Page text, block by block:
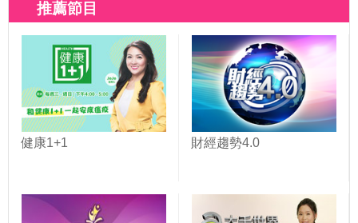
推薦節目
健康1+1 財經趨勢4.0